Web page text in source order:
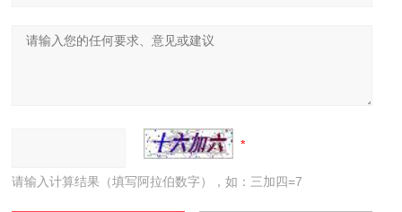
请输入计算结果（填写阿拉伯数字），如：三加四=7